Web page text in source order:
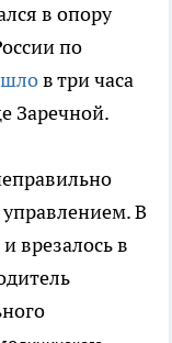
в опору
по
в три часа
Заречной.
управлением. В
врезалось в